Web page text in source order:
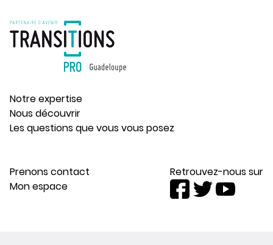
Notre expertise
Nous découvrir
Les questions que vous vous posez
Prenons contact
Mon espace
Retrouvez-nous sur